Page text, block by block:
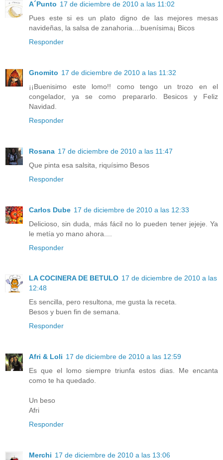
A´Punto 17 de diciembre de 2010 a las 11:02
Pues este si es un plato digno de las mejores mesas
navideñas, la salsa de zanahoria....buenísima¡ Bicos
Responder
Gnomito 17 de diciembre de 2010 a las 11:32
¡¡Buenisimo este lomo!! como tengo un trozo en el
congelador, ya se como prepararlo. Besicos y Feliz
Navidad.
Responder
Rosana 17 de diciembre de 2010 a las 11:47
Que pinta esa salsita, riquísimo Besos
Responder
Carlos Dube 17 de diciembre de 2010 a las 12:33
Delicioso, sin duda, más fácil no lo pueden tener jejeje. Ya
le metía yo mano ahora....
Responder
LA COCINERA DE BETULO 17 de diciembre de 2010 a las
12:48
Es sencilla, pero resultona, me gusta la receta.
Besos y buen fin de semana.
Responder
Afri & Loli 17 de diciembre de 2010 a las 12:59
Es que el lomo siempre triunfa estos dias. Me encanta
como te ha quedado.
Un beso
Afri
Responder
Merchi 17 de diciembre de 2010 a las 13:06